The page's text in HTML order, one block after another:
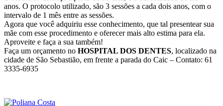
anos. O protocolo utilizado, são 3 sessões a cada dois anos, com o
intervalo de 1 mês entre as sessões.
Agora que você adquiriu esse conhecimento, que tal presentear sua
mãe com esse procedimento e oferecer mais alto estima para ela.
Aproveite e faça a sua também!
Faça um orçamento no HOSPITAL DOS DENTES, localizado na
cidade de São Sebastião, em frente a parada do Caic – Contato: 61
3335-6935